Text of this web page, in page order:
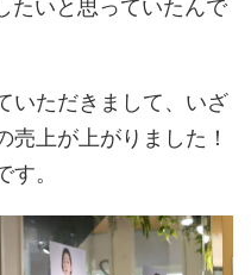
たいと思っていたんで
いただきまして、いざ
売上が上がりました！
。